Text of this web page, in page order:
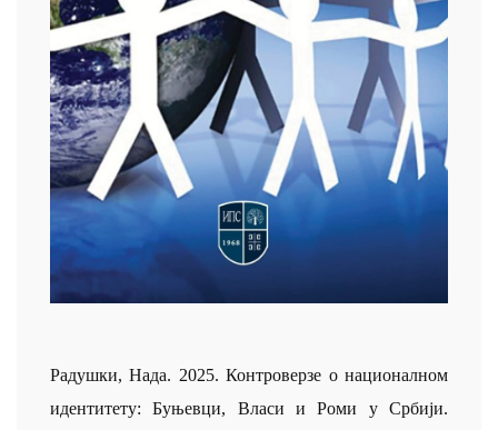
Радушки, Нада. 2025. Контроверзе о националном
идентитету: Буњевци, Власи и Роми у Србији.